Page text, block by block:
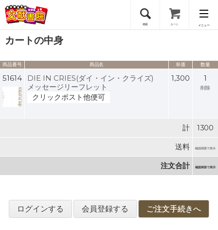
検索 カート メニュー
会員登録
ログイン
カートの中身
商品番号 商品名 単価 数量
51614
DIE IN CRIES(ダイ・イン・クライズ)
メッセージリーフレット
クリックポスト他便可
1,300 1
削除
計 1300
送料 確認画面で表示
注文合計 確認画面で表示
ログインする 会員登録する ご注文手続きへ